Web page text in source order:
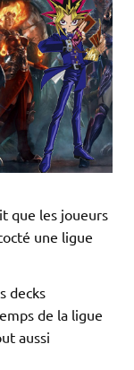
que les joueurs
une ligue
decks
de la ligue
aussi